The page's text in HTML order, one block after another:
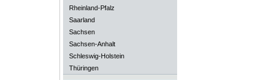
Rheinland-Pfalz
Saarland
Sachsen
Sachsen-Anhalt
Schleswig-Holstein
Thüringen